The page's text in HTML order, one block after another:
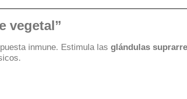
vegetal”
inmune. Estimula las glándulas